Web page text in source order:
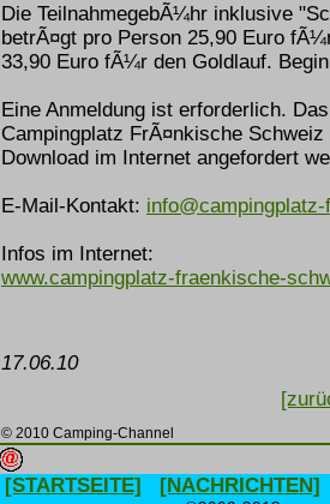
Die TeilnahmegebÃ¼hr inklusive
betrÃ¤gt pro Person 25,90 Euro
33,90 Euro fÃ¼r den Goldlauf.
Eine Anmeldung ist erforderlich.
Campingplatz FrÃ¤nkische
Download im Internet angefordert
E-Mail-Kontakt:
Infos im Internet:
www.campingplatz-fraenkische-
17.06.10
© 2010 Camping-Channel
[STARTSEITE] [NACHRICHTEN]